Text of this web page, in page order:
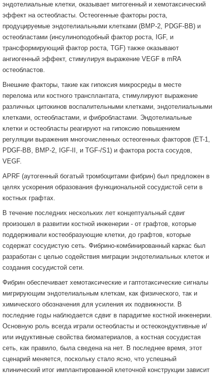
эндотелиальные клетки, оказывает митогенный и хемотаксический
эффект на остеобласты. Остеогенные факторы роста,
продуцируемые эндотелиальными клетками (BMP-2, PDGF-BB) и
остеобластами (инсулиноподобный фактор роста, IGF, и
трансформирующий фактор роста, TGF) также оказывают
ангиогенный эффект, стимулируя выражение VEGF в mRA
остеобластов.
Внешние факторы, такие как гипоксия микросреды в месте
перелома или костного трансплантата, стимулируют выражение
различных цитокинов воспалительными клетками, эндотелиальными
клетками, остеобластами, и фибробластами. Эндотелиальные
клетки и остеобласты реагируют на гипоксию повышением
регуляции выражения многочисленных остеогенных факторов (ET-1,
PDGF-BB, BMP-2, IGF-II, и TGF-/S1) и фактора роста сосудов,
VEGF.
APRF (аутогенный богатый тромбоцитами фибрин) был предложен в
целях ускорения образования функциональной сосудистой сети в
костных графтах.
В течение последних нескольких лет концептуальный сдвиг
произошел в развитии костной инженерии - от графтов, которые
поддерживали костеобразующие клетки, до графтов, которые
содержат сосудистую сеть. Фибрино-комбинированный каркас был
разработан с целью содействия миграции эндотелиальных клеток и
создания сосудистой сети.
Фибрин обеспечивает хемотаксические и гаптотаксические сигналы
мигрирующим эндотелиальным клеткам, как физического, так и
химического обозначения для усиления их подвижности. В
последние годы наблюдается сдвиг в парадигме костной инженерии.
Основную роль всегда играли остеобласты и остеокондуктивные и/
или индуктивные свойства биоматериалов, а костная сосудистая
сеть, как правило, была сведена на нет. В последнее время, этот
сценарий меняется, поскольку стало ясно, что успешный
клинический итог имплантированной клеточной конструкции зависит